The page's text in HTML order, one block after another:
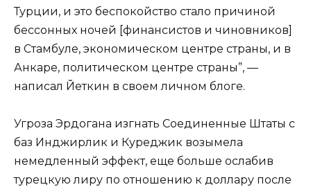
Турции, и это беспокойство стало причиной
бессонных ночей [финансистов и чиновников]
в Стамбуле, экономическом центре страны, и в
Анкаре, политическом центре страны”, —
написал Йеткин в своем личном блоге.
Угроза Эрдогана изгнать Соединенные Штаты с
баз Инджирлик и Куреджик возымела
немедленный эффект, еще больше ослабив
турецкую лиру по отношению к доллару после